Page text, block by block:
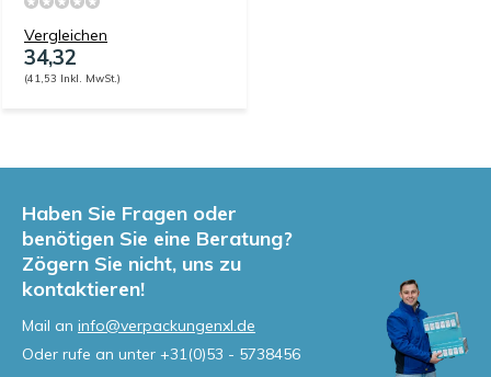
Vergleichen
34,32
(41,53 Inkl. MwSt.)
Haben Sie Fragen oder
benötigen Sie eine Beratung?
Zögern Sie nicht, uns zu
kontaktieren!
Mail an info@verpackungenxl.de
Oder rufe an unter +31(0)53 - 5738456